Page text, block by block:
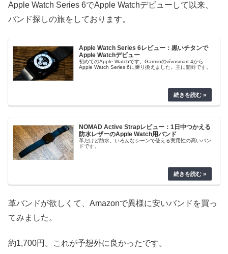
Apple Watch Series 6でApple Watchデビューして以来、
バンド探しの旅をしております。
Apple Watch Series 6レビュー：黒いチタンで
Apple Watchデビュー
初めてのApple Watchです。Garminのvívosmart 4から
Apple Watch Series 6に乗り換えました。主に開封です。
NOMAD Active Strapレビュー：1日中つかえる
防水レザーのApple Watch用バンド
革だけど防水。いろんなシーンで使える実用性の高いバン
ドです。
革バンドが欲しくて、Amazonで異様に安いバンドを買っ
てみました。
約1,700円。これが予想外に良かったです。